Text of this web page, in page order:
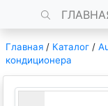
Главная / Каталог /
кондиционера